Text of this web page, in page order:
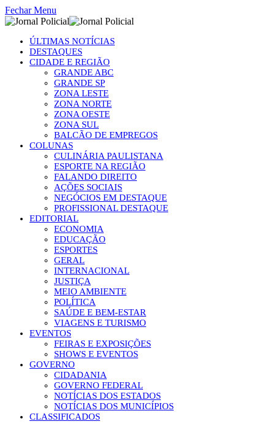
Fechar Menu
ÚLTIMAS NOTÍCIAS
DESTAQUES
CIDADE E REGIÃO
GRANDE ABC
GRANDE SP
ZONA LESTE
ZONA NORTE
ZONA OESTE
ZONA SUL
BALCÃO DE EMPREGOS
COLUNAS
CULINÁRIA PAULISTANA
ESPORTE NA REGIÃO
FALANDO DIREITO
AÇÕES SOCIAIS
NEGÓCIOS EM DESTAQUE
PROFISSIONAL DESTAQUE
EDITORIAL
ECONOMIA
EDUCAÇÃO
ESPORTES
GERAL
INTERNACIONAL
JUSTIÇA
MEIO AMBIENTE
POLÍTICA
SAÚDE E BEM-ESTAR
VIAGENS E TURISMO
EVENTOS
FEIRAS E EXPOSIÇÕES
SHOWS E EVENTOS
GOVERNO
CIDADANIA
GOVERNO FEDERAL
NOTÍCIAS DOS ESTADOS
NOTÍCIAS DOS MUNICÍPIOS
CLASSIFICADOS